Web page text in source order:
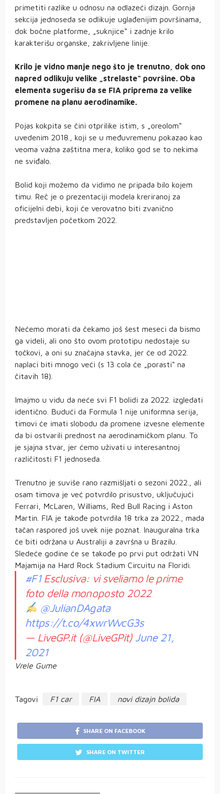
primetiti razlike u odnosu na odlazeći dizajn. Gornja
sekcija jednoseda se odlikuje uglađenijim površinama,
dok bočne platforme, „suknjice“ i zadnje krilo
karakterišu organske, zakrivljene linije.
Krilo je vidno manje nego što je trenutno, dok ono
napred odlikuju velike „strelaste“ površine. Oba
elementa sugerišu da se FIA priprema za velike
promene na planu aerodinamike.
Pojas kokpita se čini otprilike istim, s „oreolom“
uvedenim 2018., koji se u međuvremenu pokazao kao
veoma važna zaštitna mera, koliko god se to nekima
ne sviđalo.
Bolid koji možemo da vidimo ne pripada bilo kojem
timu. Reč je o prezentaciji modela kreriranoj za
oficijelni debi, koji će verovatno biti zvanično
predstavljen početkom 2022.
Nećemo morati da čekamo još šest meseci da bismo
ga videli, ali ono što ovom prototipu nedostaje su
točkovi, a oni su značajna stavka, jer će od 2022.
naplaci biti mnogo veći (s 13 cola će „porasti“ na
čitavih 18).
Imajmo u vidu da neće svi F1 bolidi za 2022. izgledati
identično. Budući da Formula 1 nije uniformna serija,
timovi će imati slobodu da promene izvesne elemente
da bi ostvarili prednost na aerodinamičkom planu. To
je sjajna stvar, jer ćemo uživati u interesantnoj
različitosti F1 jednoseda.
Trenutno je suviše rano razmišljati o sezoni 2022., ali
osam timova je već potvrdilo prisustvo, uključujući
Ferrari, McLaren, Williams, Red Bull Racing i Aston
Martin. FIA je takođe potvrdila 18 trka za 2022., mada
tačan raspored još uvek nije poznat. Inauguralna trka
će biti održana u Australiji a završna u Brazilu.
Sledeće godine će se takođe po prvi put održati VN
Majamija na Hard Rock Stadium Circuitu na Floridi.
#F1Esclusiva: vi sveliamo le prime
foto della monoposto 2022
@JulianDAgata
https://t.co/4xwrWvcG3s
— LiveGP.it (@LiveGPit) June 21,
2021
Vrele Gume
Tagovi F1 car FIA novi dizajn bolida
SHARE ON FACEBOOK
SHARE ON TWITTER